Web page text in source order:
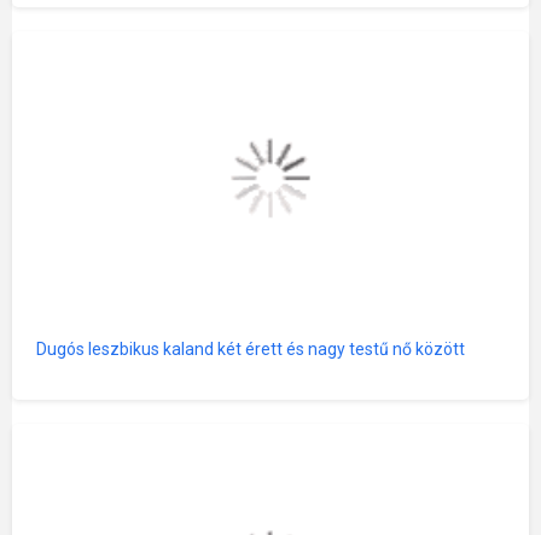
Dugós leszbikus kaland két érett és nagy testű nő között